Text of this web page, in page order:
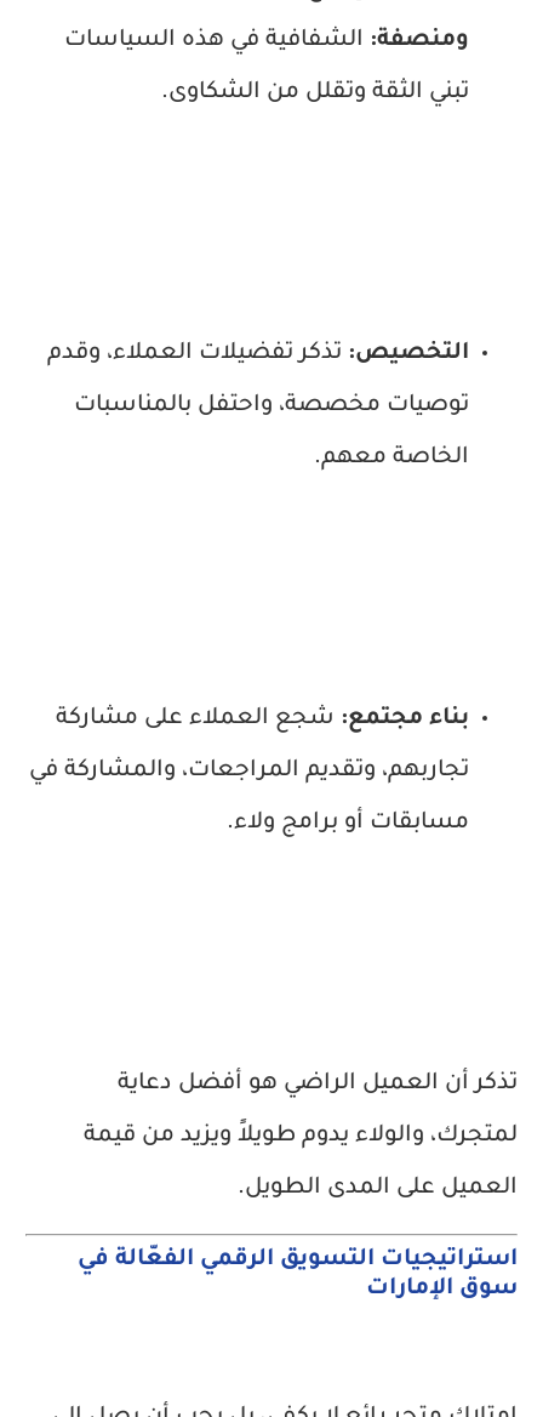
ومنصفة: الشفافية في هذه السياسات
تبني الثقة وتقلل من الشكاوى.
التخصيص: تذكر تفضيلات العملاء، وقدم
توصيات مخصصة، واحتفل بالمناسبات
الخاصة معهم.
بناء مجتمع: شجع العملاء على مشاركة
تجاربهم، وتقديم المراجعات، والمشاركة في
مسابقات أو برامج ولاء.
تذكر أن العميل الراضي هو أفضل دعاية
لمتجرك، والولاء يدوم طويلاً ويزيد من قيمة
العميل على المدى الطويل.
استراتيجيات التسويق الرقمي الفعّالة في
سوق الإمارات